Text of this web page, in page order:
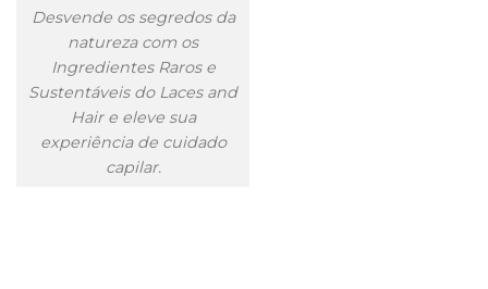
Desvende os segredos da
natureza com os
Ingredientes Raros e
Sustentáveis do Laces and
Hair e eleve sua
experiência de cuidado
capilar.